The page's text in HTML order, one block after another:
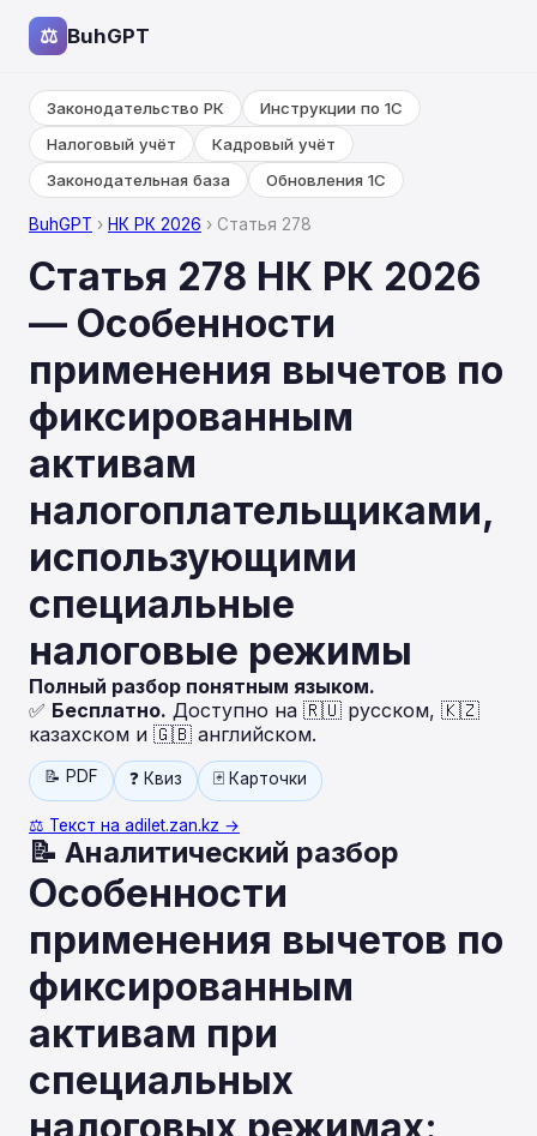
⚖ BuhGPT
Законодательство РК
Инструкции по 1С
Налоговый учёт
Кадровый учёт
Законодательная база
Обновления 1С
BuhGPT › НК РК 2026 › Статья 278
Статья 278 НК РК 2026
— Особенности
применения вычетов по
фиксированным
активам
налогоплательщиками,
использующими
специальные
налоговые режимы
Полный разбор понятным языком.
✅ Бесплатно. Доступно на 🇷🇺 русском, 🇰🇿
казахском и 🇬🇧 английском.
📝 PDF ❓ Квиз 🃏 Карточки
⚖️ Текст на adilet.zan.kz →
📝 Аналитический разбор
Особенности
применения вычетов по
фиксированным
активам при
специальных